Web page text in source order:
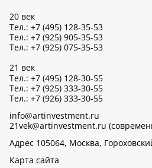
20 век
Тел.: +7 (495) 128-35-53
Тел.: +7 (925) 905-35-53
Тел.: +7 (925) 075-35-53
21 век
Тел.: +7 (495) 128-30-55
Тел.: +7 (925) 333-30-55
Тел.: +7 (926) 333-30-55
info@artinvestment.ru
21vek@artinvestment.ru
Адрес 105064, Москва,
Карта сайта